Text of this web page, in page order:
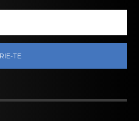
TE